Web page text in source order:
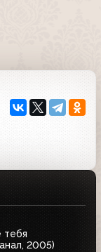
тебя
2005)